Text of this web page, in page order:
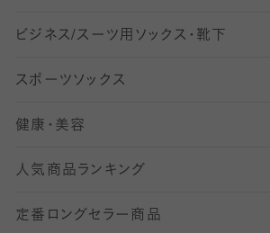
クルーソックス（ふくらはぎ下）
ハイソックス
オーバーニー・ニーハイソックス
61〜80デニールタイツ
81 〜110デニールタイツ
111〜210デニールタイツ
211デニールタイツ以上（防寒・厚手
レギンスパンツ（レギパン）
マタニティレギンス
5 分丈
6 分丈レギンス
7 分丈 レギンス
ショートストッキング
結婚式用ストッキング
美脚ストッキング
オールスルーストッキング
ビジネス/スーツ用 ソックス・靴下
匠シリーズ
フレッシャーズ向けソックス・靴下
冠婚葬祭向けソックス・靴下
スーツカジュアルソックス・靴下
スポーツソックス
ランニングソックス・靴下
ゴルフソックス・靴下
サッカー・フットサル用ソックス
健康・美容
インナーソックス
加圧・着圧ソックス
人気商品ランキング
定番ロングセラー商品